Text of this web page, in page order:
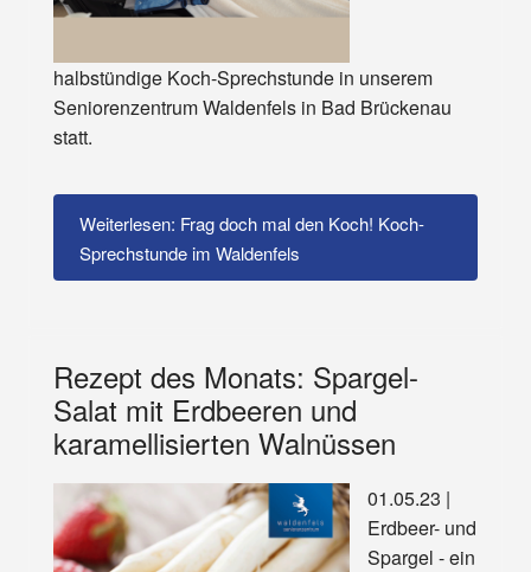
halbstündige Koch-Sprechstunde in unserem
Seniorenzentrum Waldenfels in Bad Brückenau
statt.
Weiterlesen: Frag doch mal den Koch! Koch-
Sprechstunde im Waldenfels
Rezept des Monats: Spargel-
Salat mit Erdbeeren und
karamellisierten Walnüssen
01.05.23 |
Erdbeer- und
Spargel - ein